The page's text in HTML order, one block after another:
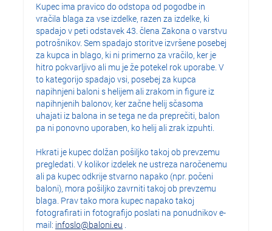
Kupec ima pravico do odstopa od pogodbe in
vračila blaga za vse izdelke, razen za izdelke, ki
spadajo v peti odstavek 43. člena Zakona o varstvu
potrošnikov. Sem spadajo storitve izvršene posebej
za kupca in blago, ki ni primerno za vračilo, ker je
hitro pokvarljivo ali mu je že potekel rok uporabe. V
to kategorijo spadajo vsi, posebej za kupca
napihnjeni baloni s helijem ali zrakom in figure iz
napihnjenih balonov, ker začne helij sčasoma
uhajati iz balona in se tega ne da preprečiti, balon
pa ni ponovno uporaben, ko helij ali zrak izpuhti.
Hkrati je kupec dolžan pošiljko takoj ob prevzemu
pregledati. V kolikor izdelek ne ustreza naročenemu
ali pa kupec odkrije stvarno napako (npr. počeni
baloni), mora pošiljko zavrniti takoj ob prevzemu
blaga. Prav tako mora kupec napako takoj
fotografirati in fotografijo poslati na ponudnikov e-
mail: infoslo@baloni.eu .